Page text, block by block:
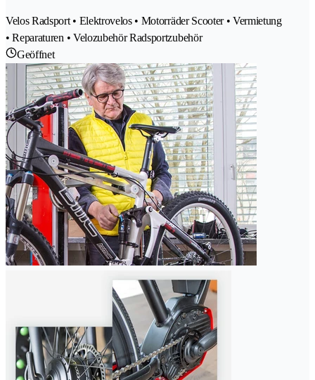
Velos Radsport • Elektrovelos • Motorräder Scooter • Vermietung
• Reparaturen • Velozubehör Radsportzubehör
Geöffnet